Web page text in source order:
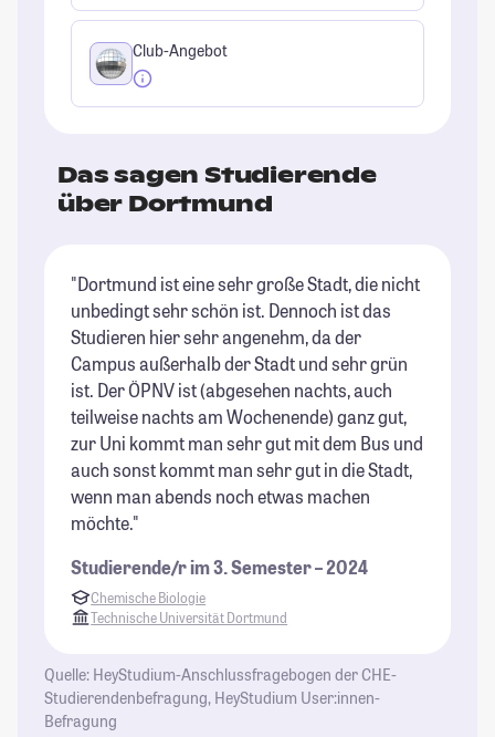
Club-Angebot
Das sagen Studierende
über Dortmund
"Dortmund ist eine sehr große Stadt, die nicht
unbedingt sehr schön ist. Dennoch ist das
Studieren hier sehr angenehm, da der
Campus außerhalb der Stadt und sehr grün
ist. Der ÖPNV ist (abgesehen nachts, auch
teilweise nachts am Wochenende) ganz gut,
zur Uni kommt man sehr gut mit dem Bus und
auch sonst kommt man sehr gut in die Stadt,
wenn man abends noch etwas machen
möchte."
Studierende/r im 3. Semester – 2024
Chemische Biologie
Technische Universität Dortmund
Quelle: HeyStudium-Anschlussfragebogen der CHE-
Studierendenbefragung, HeyStudium User:innen-
Befragung